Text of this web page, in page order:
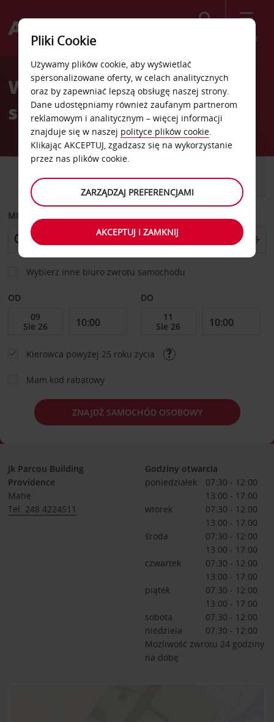
Menu
Welcome
AvisWypożyczalnia
samochodów Victoria
DOSTAWCZY
MIEJSCE ODBIORU
Wybierz inne biuro zwrotu samochodu
OD DO
Kierowca powyżej 25 roku życia
Mam kod rabatowy
ZNAJDŹ SAMOCHÓD OSOBOWY
Jk Parcou Building
Providence
Mahe
Tel. 248 4224511
Godziny otwarcia
poniedziałek
07:30 - 12:00
13:00 - 17:00
wtorek
07:30 - 12:00
13:00 - 17:00
środa
07:30 - 12:00
13:00 - 17:00
czwartek
07:30 - 12:00
13:00 - 17:00
piątek
07:30 - 12:00
13:00 - 17:00
sobota
07:30 - 12:00
niedziela
07:30 - 12:00
Możliwość zwrotu 24 godziny
na dobę
Pliki Cookie
Używamy plików cookie, aby wyświetlać
spersonalizowane oferty, w celach analitycznych
oraz by zapewniać lepszą obsługę naszej strony.
Dane udostępniamy również zaufanym partnerom
reklamowym i analitycznym – więcej informacji
znajduje się w naszej polityce plików cookie.
Klikając AKCEPTUJ, zgadzasz się na wykorzystanie
przez nas plików cookie.
ZARZĄDZAJ PREFERENCJAMI
AKCEPTUJ I ZAMKNIJ